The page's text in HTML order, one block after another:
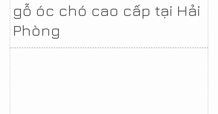
gỗ óc chó cao cấp tại Hải
Phòng